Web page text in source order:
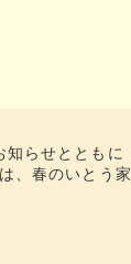
らせとともに
、春のいとう家